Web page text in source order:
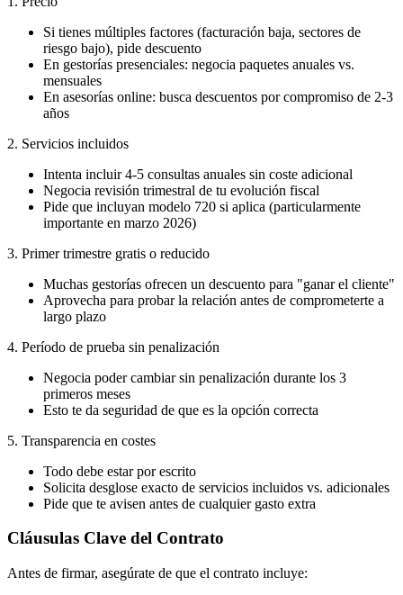
Si tienes múltiples factores (facturación baja, sectores de
riesgo bajo), pide descuento
En gestorías presenciales: negocia paquetes anuales vs.
mensuales
En asesorías online: busca descuentos por compromiso de 2-3
años
2. Servicios incluidos
Intenta incluir 4-5 consultas anuales sin coste adicional
Negocia revisión trimestral de tu evolución fiscal
Pide que incluyan modelo 720 si aplica (particularmente
importante en marzo 2026)
3. Primer trimestre gratis o reducido
Muchas gestorías ofrecen un descuento para "ganar el cliente"
Aprovecha para probar la relación antes de comprometerte a
largo plazo
4. Período de prueba sin penalización
Negocia poder cambiar sin penalización durante los 3
primeros meses
Esto te da seguridad de que es la opción correcta
5. Transparencia en costes
Todo debe estar por escrito
Solicita desglose exacto de servicios incluidos vs. adicionales
Pide que te avisen antes de cualquier gasto extra
Cláusulas Clave del Contrato
Antes de firmar, asegúrate de que el contrato incluye: